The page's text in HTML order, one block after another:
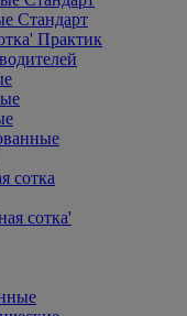
Стандарт
Практик
сотка
сотка'